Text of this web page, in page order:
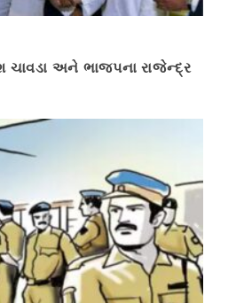
ચાવડા અને ભાજપના રાજેન્દ્ર